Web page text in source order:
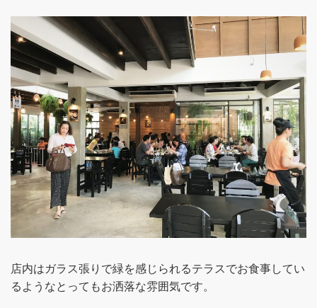
店内はガラス張りで緑を感じられるテラスでお食事してい
るようなとってもお洒落な雰囲気です。